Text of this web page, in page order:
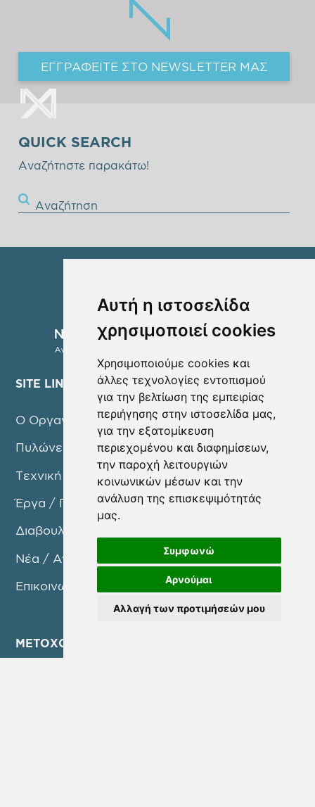
Αυτή η ιστοσελίδα
χρησιμοποιεί cookies
Χρησιμοποιούμε cookies και
άλλες τεχνολογίες εντοπισμού
για την βελτίωση της εμπειρίας
περιήγησης στην ιστοσελίδα μας,
για την εξατομίκευση
περιεχομένου και διαφημίσεων,
την παροχή λειτουργιών
κοινωνικών μέσων και την
ανάλυση της επισκεψιμότητάς
μας.
Συμφωνώ
Αρνούμαι
Αλλαγή των προτιμήσεών μου
ΕΓΓΡΑΦΕΙΤΕ ΣΤΟ NEWSLETTER ΜΑΣ
QUICK SEARCH
Αναζήτηστε παρακάτω!
Αναζήτηση
SITE LINKS
Ο Οργανισμός
Πυλώνες Δράσης
Τεχνική Υπηρεσία
Έργα / Προγράμματα
Διαβουλεύσεις
Νέα / Ανακοινώσεις
Επικοινωνία
ΜΕΤΟΧΟΙ